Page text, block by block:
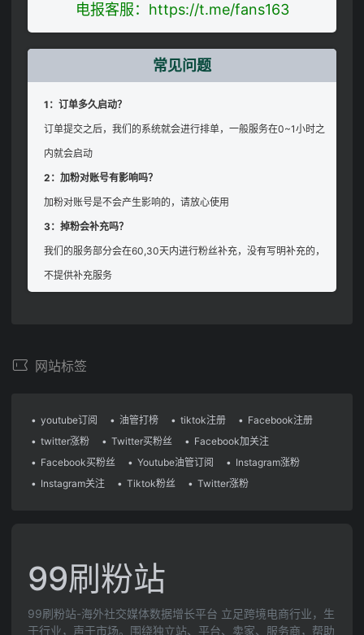
电报客服：https://t.me/fans163
常见问题
1：订单多久启动？
订单提交之后，我们的系统就会进行排单，一般服务在0~1小时之
内就会启动
2：加粉对账号有影响吗？
加粉对账号是不会产生影响的，请放心使用
3：掉粉会补充吗？
我们的服务部分会在60,30天内进行粉丝补充，没有写明补充的，
不提供补充服务
网站标签
youtube订阅 油管打榜 tiktok注册
Facebook注册
twitter涨粉
Twitter买粉丝
Facebook加关注
Facebook买粉丝
Youtube油管订阅
Instagram涨粉
Instagram关注
Tiktok粉丝 Twitter涨粉
99刷粉站
99刷粉站-海外社交媒体数据增长平台 立足跨境电商行业，生
于行业，声于市场。围绕独立站、平台、卖家、服务商，帮助